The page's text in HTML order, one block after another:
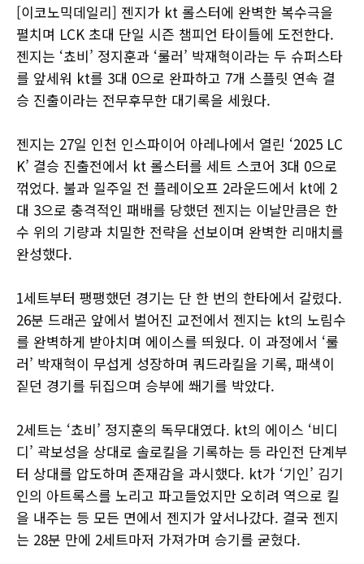
[이코노믹데일리] 젠지가 kt 롤스터에 완벽한 복수극을
펼치며 LCK 초대 단일 시즌 챔피언 타이틀에 도전한다.
젠지는 ‘쵸비’ 정지훈과 ‘룰러’ 박재혁이라는 두 슈퍼스타
를 앞세워 kt를 3대 0으로 완파하고 7개 스플릿 연속 결
승 진출이라는 전무후무한 대기록을 세웠다.
젠지는 27일 인천 인스파이어 아레나에서 열린 ‘2025 LC
K’ 결승 진출전에서 kt 롤스터를 세트 스코어 3대 0으로
꺾었다. 불과 일주일 전 플레이오프 2라운드에서 kt에 2
대 3으로 충격적인 패배를 당했던 젠지는 이날만큼은 한
수 위의 기량과 치밀한 전략을 선보이며 완벽한 리매치를
완성했다.
1세트부터 팽팽했던 경기는 단 한 번의 한타에서 갈렸다.
26분 드래곤 앞에서 벌어진 교전에서 젠지는 kt의 노림수
를 완벽하게 받아치며 에이스를 띄웠다. 이 과정에서 ‘룰
러’ 박재혁이 무섭게 성장하며 쿼드라킬을 기록, 패색이
짙던 경기를 뒤집으며 승부에 쐐기를 박았다.
2세트는 ‘쵸비’ 정지훈의 독무대였다. kt의 에이스 ‘비디
디’ 곽보성을 상대로 솔로킬을 기록하는 등 라인전 단계부
터 상대를 압도하며 존재감을 과시했다. kt가 ‘기인’ 김기
인의 아트록스를 노리고 파고들었지만 오히려 역으로 킬
을 내주는 등 모든 면에서 젠지가 앞서나갔다. 결국 젠지
는 28분 만에 2세트마저 가져가며 승기를 굳혔다.